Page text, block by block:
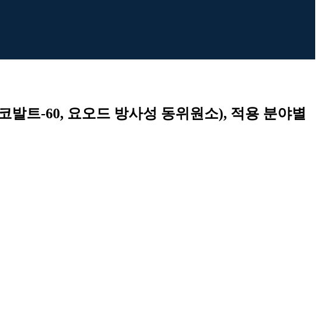
발트-60, 요오드 방사성 동위원소), 적용 분야별